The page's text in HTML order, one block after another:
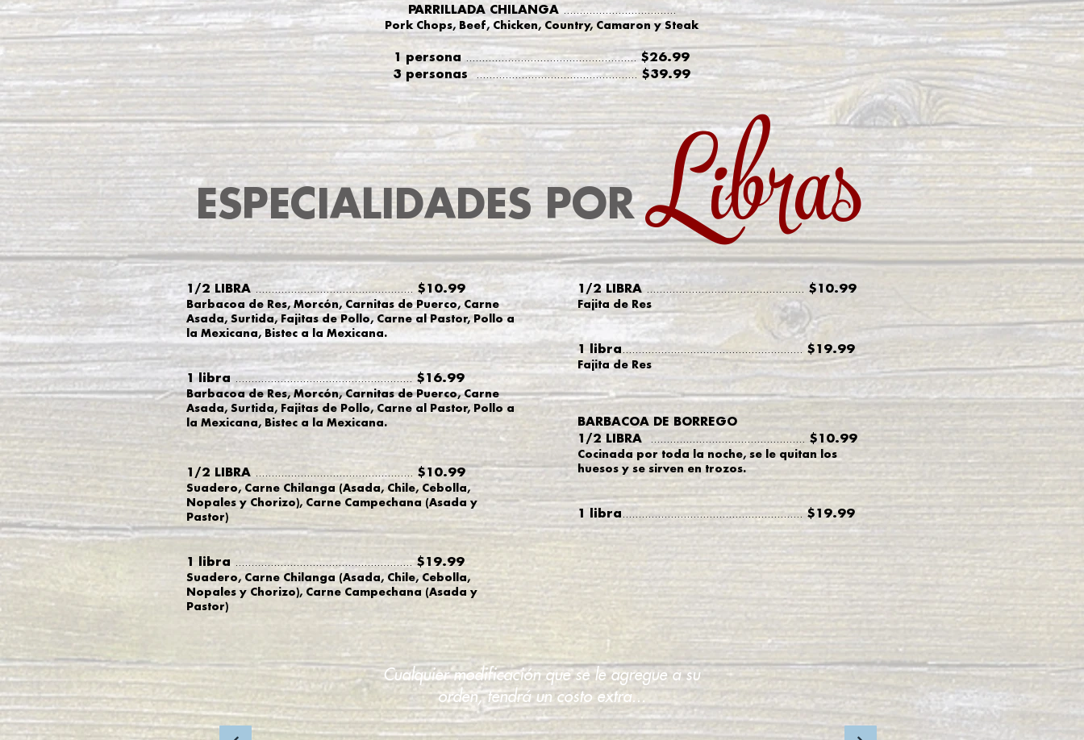
PARRILLADA CHILANGA ...................................
Pork Chops, Beef, Chicken, Country, Camaron y Steak
1 persona..................................................... $26.99
3 personas .................................................. $39.99
ESPECIALIDADES POR Libras
1/2 LIBRA ................................................. $10.99
Barbacoa de Res, Morcón, Carnitas de Puerco, Carne
Asada, Surtida, Fajitas de Pollo, Carne al Pastor, Pollo a
la Mexicana, Bistec a la Mexicana.
1 libra ....................................................... $16.99
Barbacoa de Res, Morcón, Carnitas de Puerco, Carne
Asada, Surtida, Fajitas de Pollo, Carne al Pastor, Pollo a
la Mexicana, Bistec a la Mexicana.
1/2 LIBRA ................................................. $10.99
Suadero, Carne Chilanga (Asada, Chile, Cebolla,
Nopales y Chorizo), Carne Campechana (Asada y
Pastor)
1 libra ....................................................... $19.99
Suadero, Carne Chilanga (Asada, Chile, Cebolla,
Nopales y Chorizo), Carne Campechana (Asada y
Pastor)
1/2 LIBRA ................................................. $10.99
Fajita de Res
1 libra........................................................ $19.99
Fajita de Res
BARBACOA DE BORREGO
1/2 LIBRA
................................................ $10.99
Cocinada por toda la noche, se le quitan los
huesos y se sirven en trozos.
1 libra........................................................ $19.99
Cualquier modificación que se le agregue a su
orden,tendráun costo extra...